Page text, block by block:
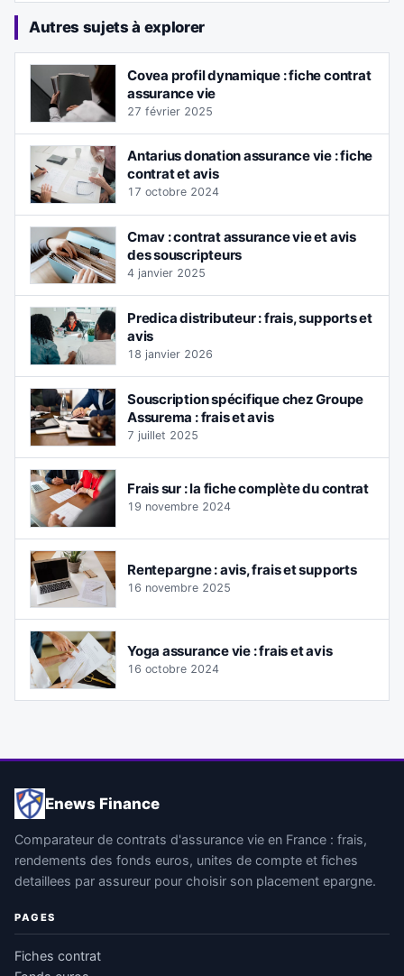
Autres sujets à explorer
Covea profil dynamique : fiche contrat
assurance vie
27 février 2025
Antarius donation assurance vie : fiche
contrat et avis
17 octobre 2024
Cmav : contrat assurance vie et avis
des souscripteurs
4 janvier 2025
Predica distributeur : frais, supports et
avis
18 janvier 2026
Souscription spécifique chez Groupe
Assurema : frais et avis
7 juillet 2025
Frais sur : la fiche complète du contrat
19 novembre 2024
Rentepargne : avis, frais et supports
16 novembre 2025
Yoga assurance vie : frais et avis
16 octobre 2024
Enews Finance
Comparateur de contrats d'assurance vie en France : frais,
rendements des fonds euros, unites de compte et fiches
detaillees par assureur pour choisir son placement epargne.
PAGES
Fiches contrat